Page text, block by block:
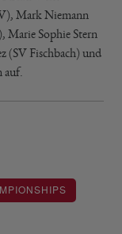
Mark Niemann
Sophie Stern
(SV Fischbach) und
auf.